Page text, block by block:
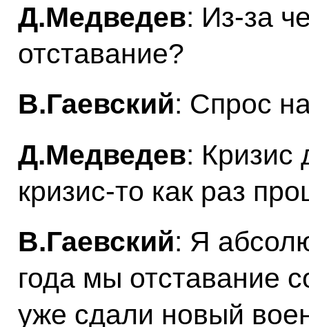
Д.Медведев: Из‑за
отставание?
В.Гаевский: Спрос
Д.Медведев: Кризис
кризис‑то как раз
В.Гаевский: Я
года мы отставание
уже сдали новый